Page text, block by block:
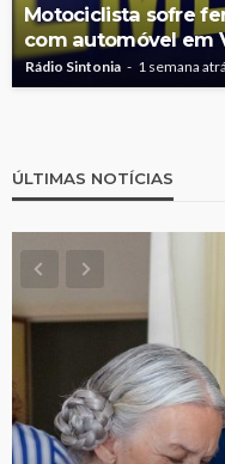
Motociclista sofre
com automóvel em
Rádio Sintonia 1 semana
ÚLTIMAS NOTÍCIAS